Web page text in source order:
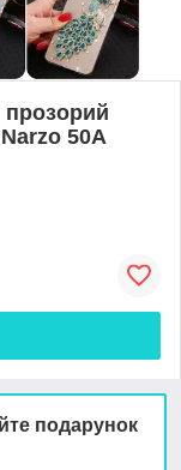
прозорий
50A
подарунок